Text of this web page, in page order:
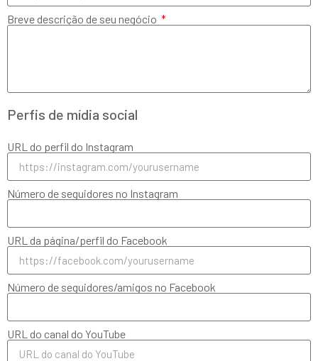
Breve descrição de seu negócio
Perfis de mídia social
URL do perfil do Instagram
Número de seguidores no Instagram
URL da página/perfil do Facebook
Número de seguidores/amigos no Facebook
URL do canal do YouTube